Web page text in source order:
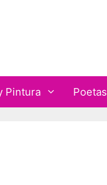
Pintura Poetas